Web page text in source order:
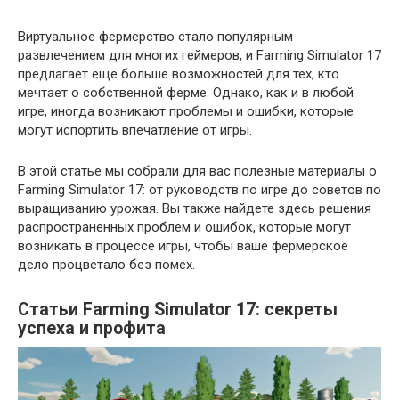
Виртуальное фермерство стало популярным
развлечением для многих геймеров, и Farming Simulator 17
предлагает еще больше возможностей для тех, кто
мечтает о собственной ферме. Однако, как и в любой
игре, иногда возникают проблемы и ошибки, которые
могут испортить впечатление от игры.
В этой статье мы собрали для вас полезные материалы о
Farming Simulator 17: от руководств по игре до советов по
выращиванию урожая. Вы также найдете здесь решения
распространенных проблем и ошибок, которые могут
возникать в процессе игры, чтобы ваше фермерское
дело процветало без помех.
Статьи Farming Simulator 17: секреты
успеха и профита